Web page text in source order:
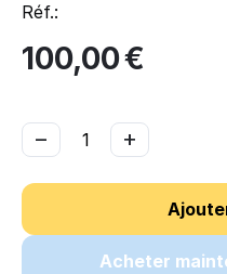
Réf.:
100,00€
+
−
Acheter